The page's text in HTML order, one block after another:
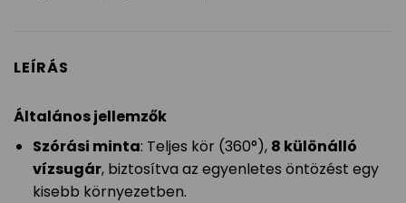
LEÍRÁS
Általános jellemzők
Szórási minta: Teljes kör (360°), 8 különálló
vízsugár, biztosítva az egyenletes öntözést egy
kisebb környezetben.